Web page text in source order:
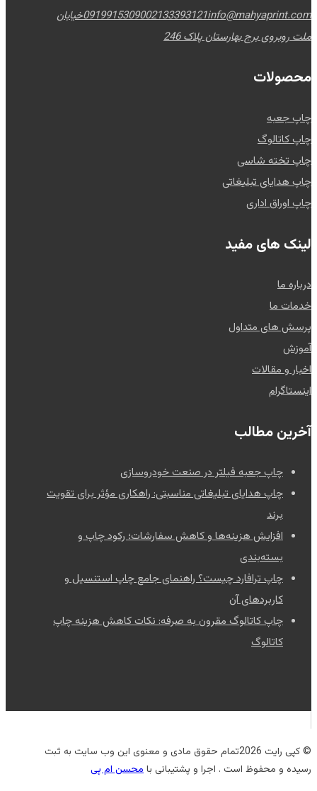
0919915309002133393121info@mahyaprint.com
خیابان
ملت روبروی برج بهارستان پلاک 246
محصولات
چاپ جعبه
چاپ کاتالوگ
چاپ تخته شاسی
چاپ هدایای تبلیغاتی
چاپ اوراق اداری
لینک های مفید
درباره ما
خدمات ما
پرسش های متداول
آموزش
اخبار و مقالات
اینستاگرام
آخرین مطالب
چاپ جعبه فیلتر در صنعت خودروسازی
چاپ هدایای تبلیغاتی مناسبتی: راهکاری مؤثر برای تقویت
برند
افزایش هزینه‌ها و کاهش سفارشات؛ رکود چاپ و
بسته‌بندی
چاپ ترافارد چیست؟ راهنمای جامع چاپ استنسیل و
کاربردهای آن
چاپ کاتالوگ مقرون به صرفه: نکات کاهش هزینه چاپ
کاتالوگ
© کپی رایت 2026تمام حقوق مادی و معنوی این وب سایت به ثبت
رسیده و محفوظ است . اجرا و پشتیبانی بامحسن ام پی